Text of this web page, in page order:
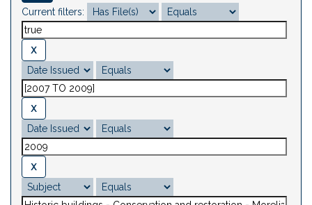
Current filters: